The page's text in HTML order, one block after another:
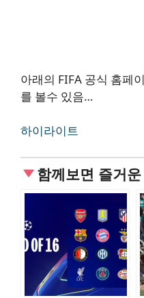
아래의 FIFA 공식 홈페
를 볼수 있음…
하이라이트
함께보면 즐거